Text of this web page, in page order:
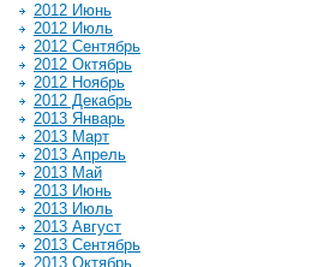
2012 Июнь
2012 Июль
2012 Сентябрь
2012 Октябрь
2012 Ноябрь
2012 Декабрь
2013 Январь
2013 Март
2013 Апрель
2013 Май
2013 Июнь
2013 Июль
2013 Август
2013 Сентябрь
2013 Октябрь